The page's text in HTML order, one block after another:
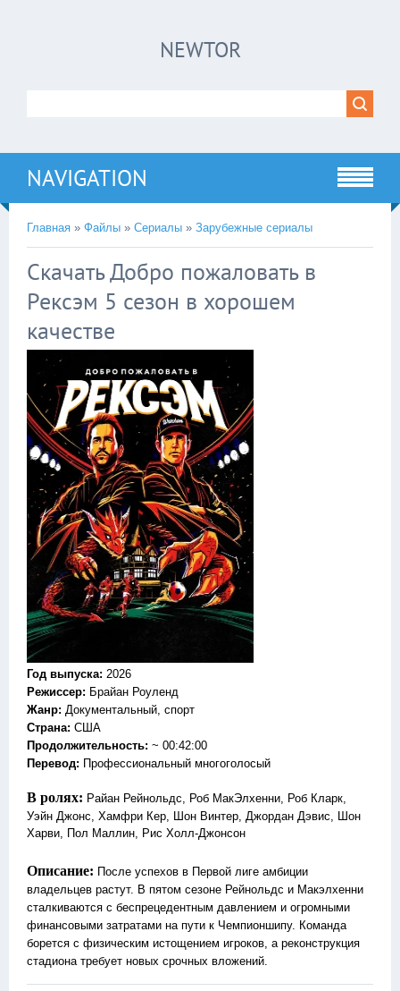
NEWTOR
NAVIGATION
Главная » Файлы » Сериалы » Зарубежные сериалы
Скачать Добро пожаловать в
Рексэм 5 сезон в хорошем
качестве
Год выпуска: 2026
Режиссер: Брайан Роуленд
Жанр: Документальный, спорт
Страна: США
Продолжительность: ~ 00:42:00
Перевод: Профессиональный многоголосый
В ролях: Райан Рейнольдс, Роб МакЭлхенни, Роб Кларк,
Уэйн Джонс, Хамфри Кер, Шон Винтер, Джордан Дэвис, Шон
Харви, Пол Маллин, Рис Холл-Джонсон
Описание: После успехов в Первой лиге амбиции
владельцев растут. В пятом сезоне Рейнольдс и Макэлхенни
сталкиваются с беспрецедентным давлением и огромными
финансовыми затратами на пути к Чемпионшипу. Команда
борется с физическим истощением игроков, а реконструкция
стадиона требует новых срочных вложений.
!!!Если Вы с телефона сперва нажмите на